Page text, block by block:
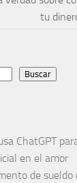
tu
Buscar
ChatGPT
en el amor
de sueldo